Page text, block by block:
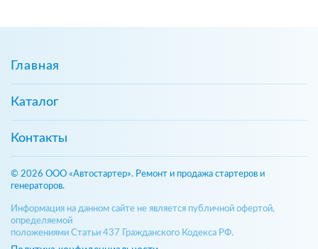
Главная
Каталог
Контакты
© 2026 ООО «Автостартер». Ремонт и продажа стартеров и
генераторов.
Информация на данном сайте не является публичной офертой,
определяемой
положениями Статьи 437 Гражданского Кодекса РФ.